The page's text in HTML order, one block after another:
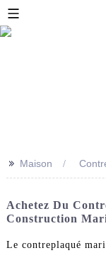
>> Maison
Achetez Du
Construction
Le contreplaqué